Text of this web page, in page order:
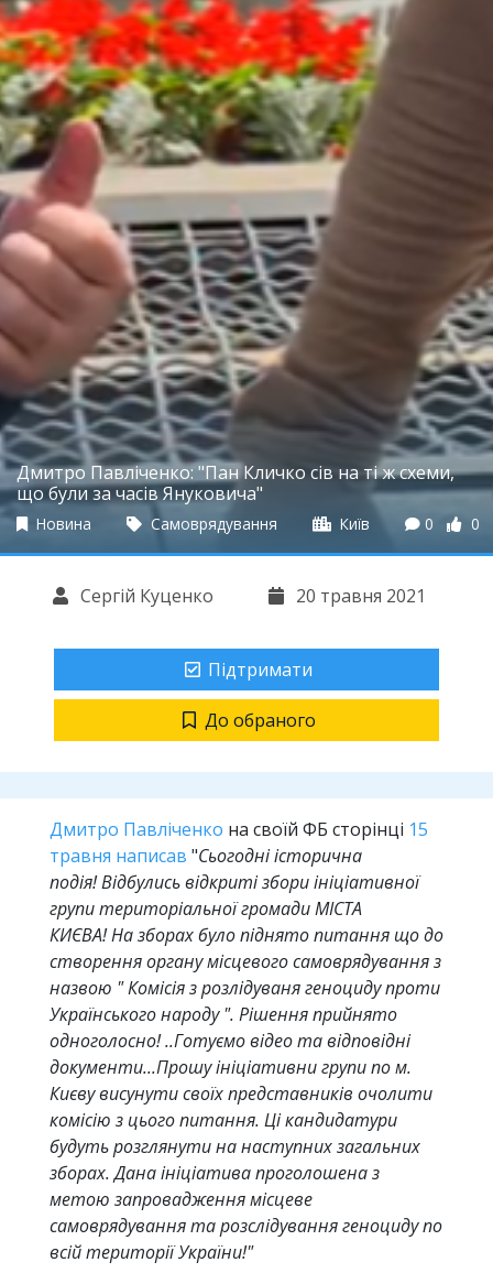
Дмитро Павліченко: "Пан Кличко сів на ті ж схеми,
що були за часів Януковича"
Новина Самоврядування Київ 0 0
Сергій Куценко 20 травня 2021
Підтримати
До обраного
Дмитро Павліченко на своїй ФБ сторінці 15
травня написав "Сьогодні історична
подія! Відбулись відкриті збори ініціативної
групи територіальної громади МІСТА
КИЄВА! На зборах було піднято питання що до
створення органу місцевого самоврядування з
назвою " Комісія з розлідуваня геноциду проти
Українського народу ". Рішення прийнято
одноголосно! ..Готуємо відео та відповідні
документи...Прошу ініціативни групи по м.
Києву висунути своїх представників очолити
комісію з цього питання. Ці кандидатури
будуть розглянути на наступних загальних
зборах. Дана ініціатива проголошена з
метою запровадження місцеве
самоврядування та розслідування геноциду по
всій території України!"